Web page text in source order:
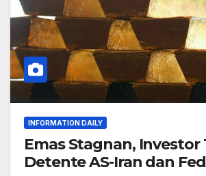
INFORMATION DAILY
Emas Stagnan,
Detente AS-Iran dan